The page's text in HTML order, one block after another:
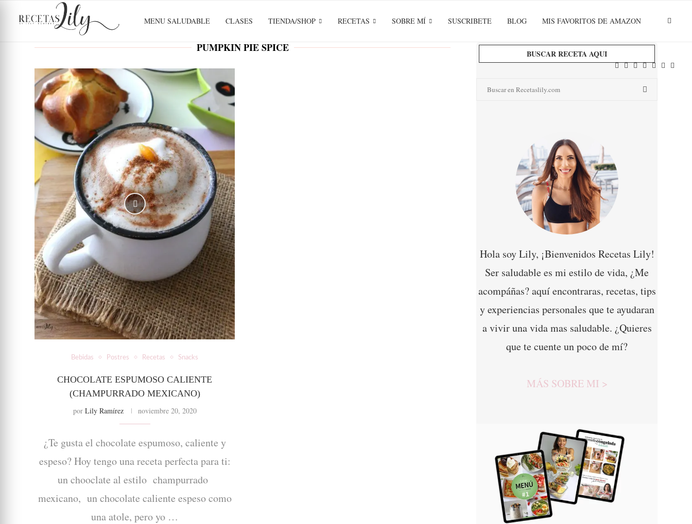
MENU SALUDABLE CLASES TIENDA/SHOP RECETAS SOBRE MÍ SUSCRIBETE BLOG MIS FAVORITOS DE AMAZON
PUMPKIN PIE SPICE
Bebidas Postres Recetas Snacks
CHOCOLATE ESPUMOSO CALIENTE
(CHAMPURRADO MEXICANO)
por Lily Ramírez noviembre 20, 2020
¿Te gusta el chocolate espumoso, caliente y
espeso? Hoy tengo una receta perfecta para ti:
un chooclate al estilo champurrado
mexicano, un chocolate caliente espeso como
una atole, pero yo …
BUSCAR RECETA AQUI
Hola soy Lily, ¡Bienvenidos Recetas Lily!
Ser saludable es mi estilo de vida, ¿Me
acompáñas? aquí encontraras, recetas, tips
y experiencias personales que te ayudaran
a vivir una vida mas saludable. ¿Quieres
que te cuente un poco de mí?
MÁS SOBRE MI >